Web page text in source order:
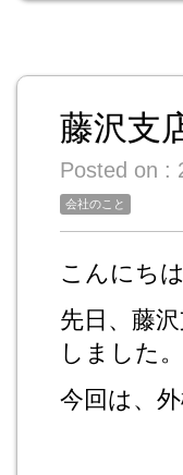
藤沢支
Posted on :
会社のこと
こんにち
先日、藤
しました。
今回は、